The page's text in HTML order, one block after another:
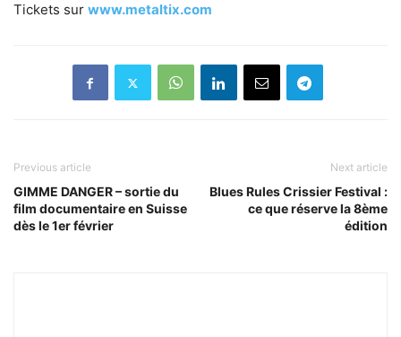
Tickets sur www.metaltix.com
Previous article
GIMME DANGER – sortie du
film documentaire en Suisse
dès le 1er février
Next article
Blues Rules Crissier Festival :
ce que réserve la 8ème
édition